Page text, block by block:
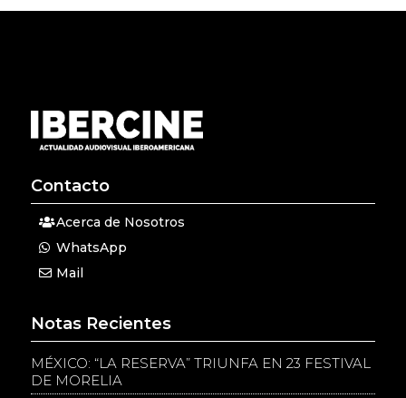
Contacto
Acerca de Nosotros
WhatsApp
Mail
Notas Recientes
MÉXICO: “LA RESERVA” TRIUNFA EN 23 FESTIVAL
DE MORELIA